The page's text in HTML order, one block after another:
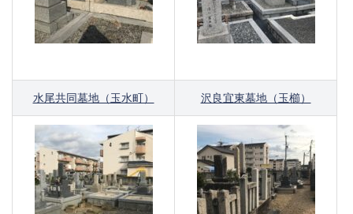
水尾共同墓地（玉水町） 沢良宜東墓地（玉櫛）